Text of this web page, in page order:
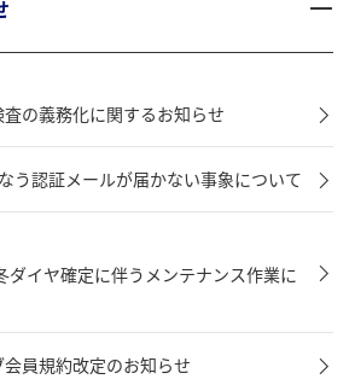
の義務化に関するお知らせ
う認証メールが届かない事象について
ダイヤ確定に伴うメンテナンス作業に
員規約改定のお知らせ